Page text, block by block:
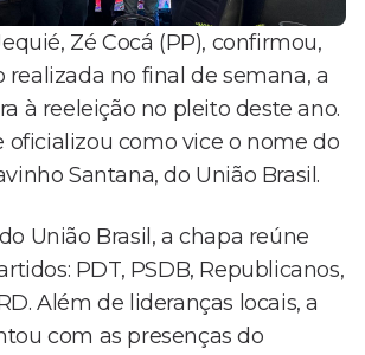
Zé Cocá (PP), confirmou,
realizada no final de semana, a
à reeleição no pleito deste ano.
oficializou como vice o nome do
Santana, do União Brasil.
União Brasil, a chapa reúne
PDT, PSDB, Republicanos,
Além de lideranças locais, a
com as presenças do